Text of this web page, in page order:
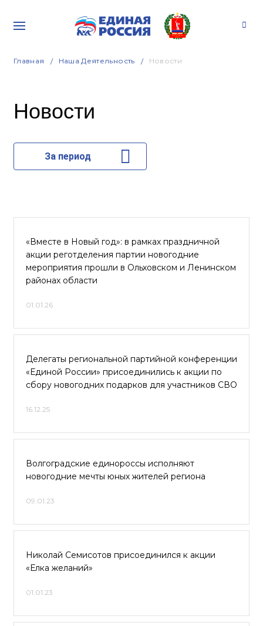
Главная Наша Деятельность Новости
Новости
За период
«Вместе в Новый год»: в рамках праздничной
акции реготделения партии новогодние
мероприятия прошли в Ольховском и Ленинском
районах области
01.01.26
Делегаты региональной партийной конференции
«Единой России» присоединились к акции по
сбору новогодних подарков для участников СВО
16.12.25
Волгоградские единороссы исполняют
новогодние мечты юных жителей региона
09.01.23
Николай Семисотов присоединился к акции
«Елка желаний»
01.01.23